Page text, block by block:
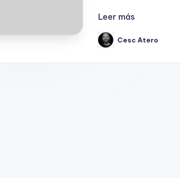
Leer más
Publicado
por
Cesc Atero